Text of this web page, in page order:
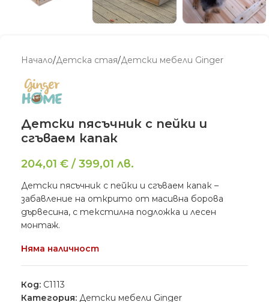
Начало/Детскa стая/Детски мебели Ginger
Детски пясъчник с пейки и
сгъваем капак
204,01 € /399,01 лв.
Детски пясъчник с пейки и сгъваем капак –
забавление на открито от масивна борова
дървесина, с текстилна подложка и лесен
монтаж.
Няма наличност
Код: C1113
Категория: Детски мебели Ginger